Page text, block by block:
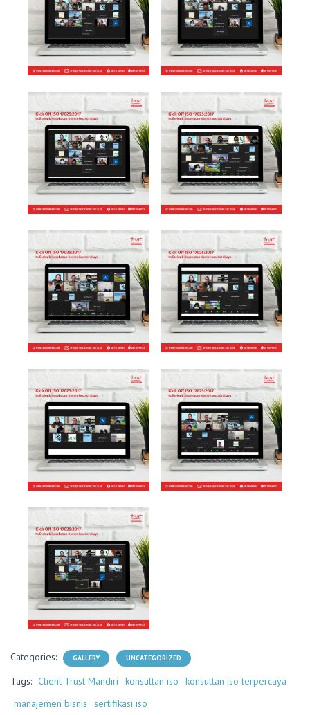
Categories: GALLERY UNCATEGORIZED
Tags: Client Trust Mandiri konsultan iso
konsultan iso terpercaya
manajemen bisnis
sertifikasi iso